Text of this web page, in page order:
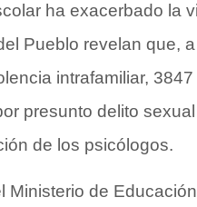
ha exacerbado la
Pueblo revelan que,
intrafamiliar,
presunto delito
de los psicólogos.
Ministerio de